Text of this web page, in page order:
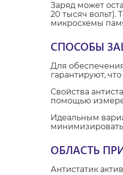
Заряд может
20 тысяч вольт).
микросхемы
СПОСОБЫ
Для
гарантируют,
Свойства
помощью
Идеальным
ОБЛАСТЬ
Антистатик